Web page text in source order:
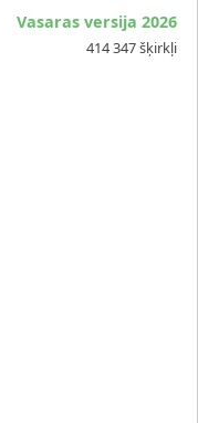
Vasaras versija 2026
414 347 šķirkļi